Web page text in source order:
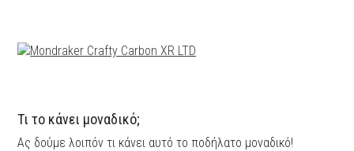
Τι το κάνει μοναδικό;
Ας δούμε λοιπόν τι κάνει αυτό το ποδήλατο μοναδικό!